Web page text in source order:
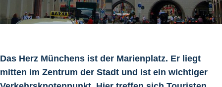
Das Herz Münchens ist der Marienplatz. Er liegt
mitten im Zentrum der Stadt und ist ein wichtiger